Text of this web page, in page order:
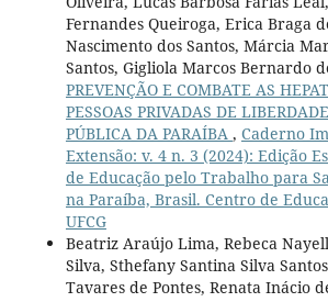
Fernandes Queiroga, Erica Braga
Nascimento dos Santos, Márcia
Santos, Gigliola Marcos Bernardo
PREVENÇÃO E COMBATE AS
PESSOAS PRIVADAS DE
PÚBLICA DA PARAÍBA , Caderno
Extensão: v. 4 n. 3 (2024): Edição
de Educação pelo Trabalho para
na Paraíba, Brasil. Centro de
UFCG
Beatriz Araújo Lima, Rebeca
Silva, Sthefany Santina Silva
Tavares de Pontes, Renata Inácio